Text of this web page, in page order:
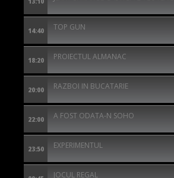
14:40 TOP GUN
18:20 PROIECTUL ALMANAC
20:00 RAZBOI IN BUCATARIE
22:00 A FOST ODATA-N SOHO
23:50 EXPERIMENTUL
JOCUL REGAL